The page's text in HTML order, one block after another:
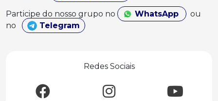
Participe do nosso grupo no WhatsApp
ou
no
Telegram
Redes Sociais